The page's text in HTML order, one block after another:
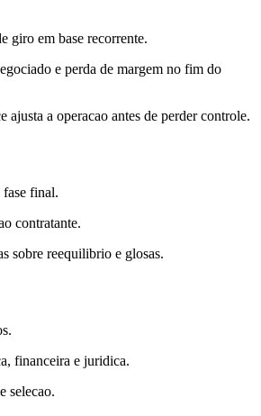
giro em base recorrente.
e perda de margem no fim do
a operacao antes de perder controle.
fase final.
contratante.
sobre reequilibrio e glosas.
financeira e juridica.
selecao.